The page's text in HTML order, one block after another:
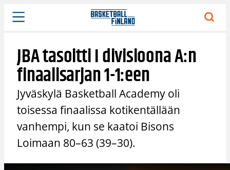
Siirry
sisältöön
JBA tasoitti I divisioona A:n
finaalisarjan 1-1:een
Jyväskylä Basketball Academy oli
toisessa finaalissa kotikentällään
vanhempi, kun se kaatoi Bisons
Loimaan 80–63 (39–30).